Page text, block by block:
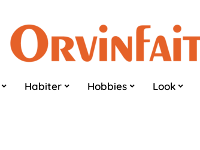
Habiter Hobbies Look